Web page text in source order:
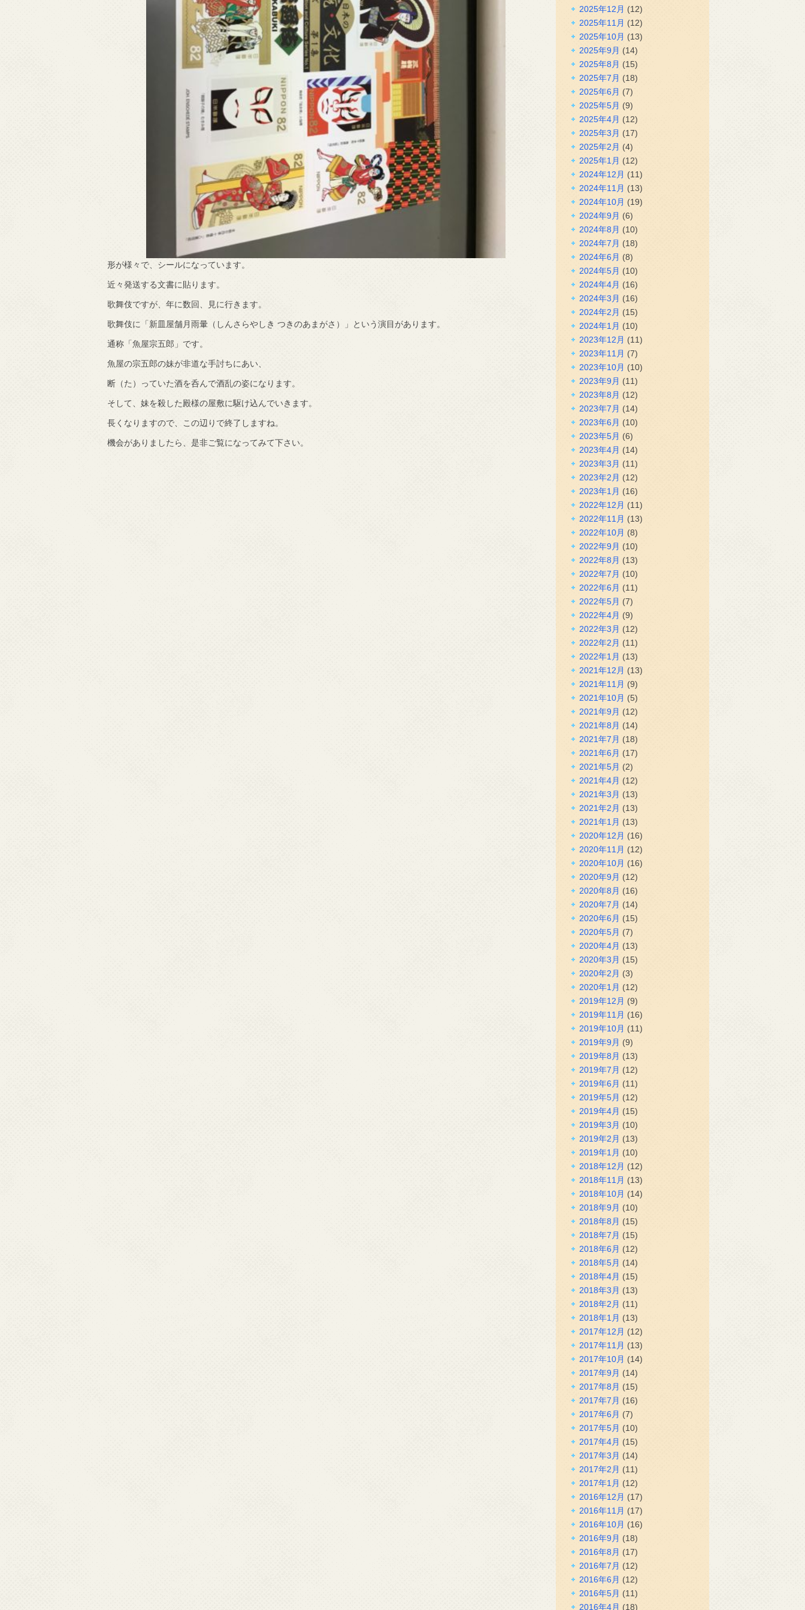
形が様々で、シールになっています。
近々発送する文書に貼ります。
歌舞伎ですが、年に数回、見に行きます。
歌舞伎に「新皿屋舗月雨暈（しんさらやしき つきのあまがさ）」という演目があります。
通称「魚屋宗五郎」です。
魚屋の宗五郎の妹が非道な手討ちにあい、
断（た）っていた酒を呑んで酒乱の姿になります。
そして、妹を殺した殿様の屋敷に駆け込んでいきます。
長くなりますので、この辺りで終了しますね。
機会がありましたら、是非ご覧になってみて下さい。
2025年12月 (12)
2025年11月 (12)
2025年10月 (13)
2025年9月 (14)
2025年8月 (15)
2025年7月 (18)
2025年6月 (7)
2025年5月 (9)
2025年4月 (12)
2025年3月 (17)
2025年2月 (4)
2025年1月 (12)
2024年12月 (11)
2024年11月 (13)
2024年10月 (19)
2024年9月 (6)
2024年8月 (10)
2024年7月 (18)
2024年6月 (8)
2024年5月 (10)
2024年4月 (16)
2024年3月 (16)
2024年2月 (15)
2024年1月 (10)
2023年12月 (11)
2023年11月 (7)
2023年10月 (10)
2023年9月 (11)
2023年8月 (12)
2023年7月 (14)
2023年6月 (10)
2023年5月 (6)
2023年4月 (14)
2023年3月 (11)
2023年2月 (12)
2023年1月 (16)
2022年12月 (11)
2022年11月 (13)
2022年10月 (8)
2022年9月 (10)
2022年8月 (13)
2022年7月 (10)
2022年6月 (11)
2022年5月 (7)
2022年4月 (9)
2022年3月 (12)
2022年2月 (11)
2022年1月 (13)
2021年12月 (13)
2021年11月 (9)
2021年10月 (5)
2021年9月 (12)
2021年8月 (14)
2021年7月 (18)
2021年6月 (17)
2021年5月 (2)
2021年4月 (12)
2021年3月 (13)
2021年2月 (13)
2021年1月 (13)
2020年12月 (16)
2020年11月 (12)
2020年10月 (16)
2020年9月 (12)
2020年8月 (16)
2020年7月 (14)
2020年6月 (15)
2020年5月 (7)
2020年4月 (13)
2020年3月 (15)
2020年2月 (3)
2020年1月 (12)
2019年12月 (9)
2019年11月 (16)
2019年10月 (11)
2019年9月 (9)
2019年8月 (13)
2019年7月 (12)
2019年6月 (11)
2019年5月 (12)
2019年4月 (15)
2019年3月 (10)
2019年2月 (13)
2019年1月 (10)
2018年12月 (12)
2018年11月 (13)
2018年10月 (14)
2018年9月 (10)
2018年8月 (15)
2018年7月 (15)
2018年6月 (12)
2018年5月 (14)
2018年4月 (15)
2018年3月 (13)
2018年2月 (11)
2018年1月 (13)
2017年12月 (12)
2017年11月 (13)
2017年10月 (14)
2017年9月 (14)
2017年8月 (15)
2017年7月 (16)
2017年6月 (7)
2017年5月 (10)
2017年4月 (15)
2017年3月 (14)
2017年2月 (11)
2017年1月 (12)
2016年12月 (17)
2016年11月 (17)
2016年10月 (16)
2016年9月 (18)
2016年8月 (17)
2016年7月 (12)
2016年6月 (12)
2016年5月 (11)
2016年4月 (18)